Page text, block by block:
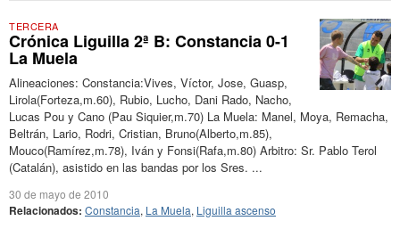
TERCERA
Crónica Liguilla 2ª B: Constancia 0-1
La Muela
Alineaciones: Constancia:Vives, Víctor, Jose, Guasp,
Lirola(Forteza,m.60), Rubio, Lucho, Dani Rado, Nacho,
Lucas Pou y Cano (Pau Siquier,m.70) La Muela: Manel, Moya, Remacha,
Beltrán, Lario, Rodri, Cristian, Bruno(Alberto,m.85),
Mouco(Ramírez,m.78), Iván y Fonsi(Rafa,m.80) Arbitro: Sr. Pablo Terol
(Catalán), asistido en las bandas por los Sres. ...
30 de mayo de 2010
Relacionados: Constancia, La Muela, Liguilla ascenso